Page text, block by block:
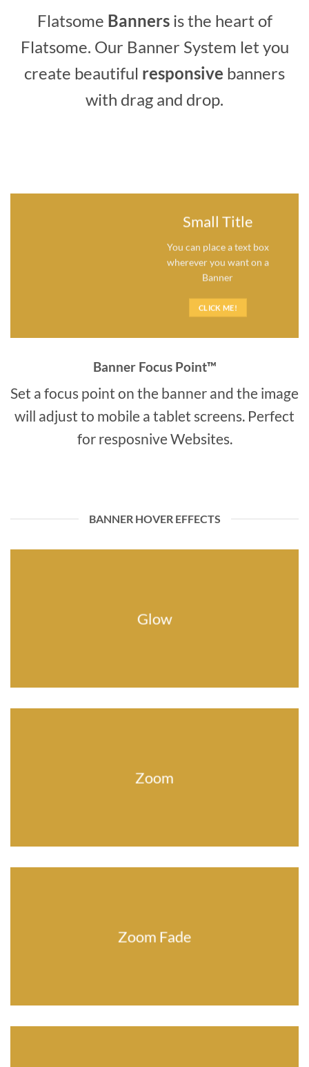
Flatsome Bannersis the heart of
Flatsome. Our Banner System let you
create beautiful responsive banners
with drag and drop.
Small Title
You can place a text box
wherever you want on a
Banner
CLICK ME!
Banner Focus Point™
Set a focus point on the banner and the image
will adjust to mobile a tablet screens. Perfect
for resposnive Websites.
BANNER HOVER EFFECTS
Glow
Zoom
Zoom Fade